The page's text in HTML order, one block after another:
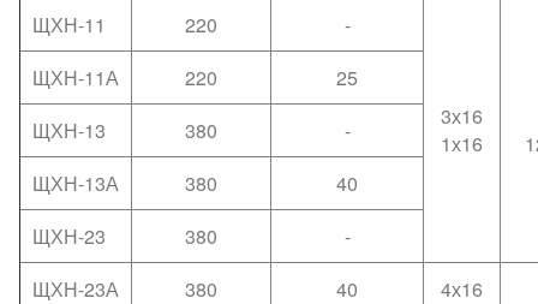
ЩХН-11 220 -
3х16
1х16
ЩХН-11А 220
25
ЩХН-13
380
-
ЩХН-13А
380
40
ЩХН-23
380
-
ЩХН-23А
380 40 4х16